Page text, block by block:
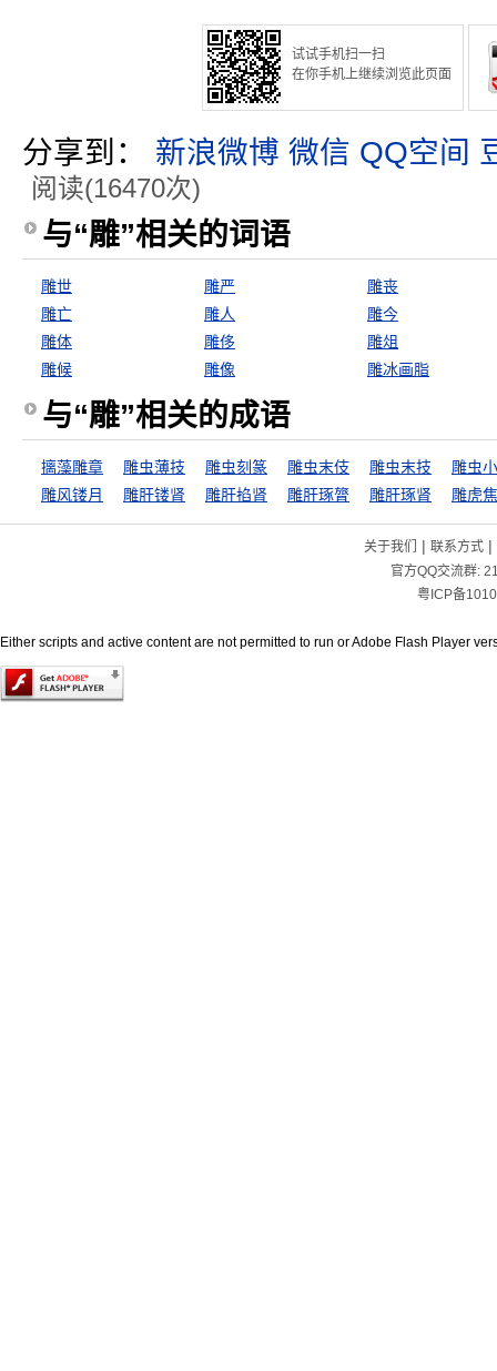
试试手机扫一扫
在你手机上继续浏览此页面
分享到： 新浪微博 微信 QQ空间
阅读(16470次)
与“雕”相关的词语
雕世 雕严
雕丧
雕亡
雕人
雕今
雕体
雕侈
雕俎
雕候
雕像 雕冰画脂
与“雕”相关的成语
摛藻雕章 雕虫薄技 雕虫刻篆 雕虫末伎 雕虫末技
雕虫
雕风镂月
雕肝镂肾 雕肝掐肾 雕肝琢膂 雕肝琢肾 雕虎
关于我们 | 联系方式|
官方QQ交流群:
粤ICP备
Either scripts and active content are not permitted to run or Adobe Flash Player